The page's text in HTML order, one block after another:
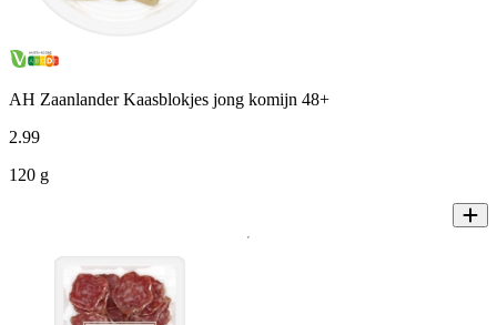
AH Zaanlander Kaasblokjes jong komijn 48+
2.99
120 g